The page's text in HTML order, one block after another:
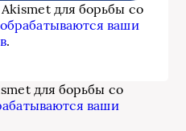
для борьбы со
ваши
.
для борьбы со
ваши